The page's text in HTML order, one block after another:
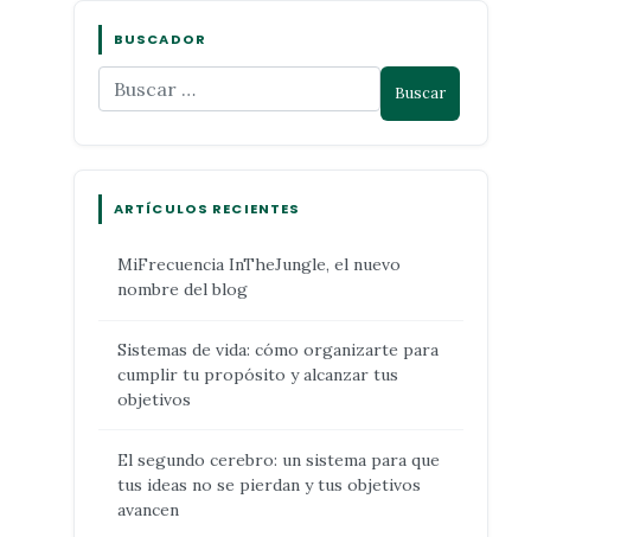
BUSCADOR
ARTÍCULOS RECIENTES
MiFrecuencia InTheJungle, el nuevo
nombre del blog
Sistemas de vida: cómo organizarte para
cumplir tu propósito y alcanzar tus
objetivos
El segundo cerebro: un sistema para que
tus ideas no se pierdan y tus objetivos
avancen